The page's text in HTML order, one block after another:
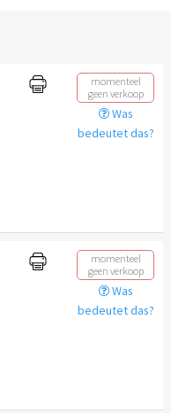
momenteel
geen verkoop
Was
bedeutet das?
momenteel
geen verkoop
Was
bedeutet das?